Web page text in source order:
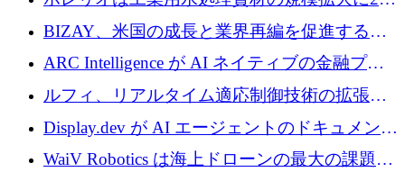
700 万ドルを獲得
万ユーロを確保
BIZAY、米国の成長と業界再編を促進するた
めに5,500万ドルを確保
ARC Intelligence が AI ネイティブの金融プラ
ットフォームを拡大するために 400 万ユーロ
ルフィ、リアルタイム適応制御技術の拡張に
810万ポンドを確保
Display.dev が AI エージェントのドキュメント
コラボレーションを強化するために 47 万ユー
WaiV Robotics は海上ドローンの最大の課題の